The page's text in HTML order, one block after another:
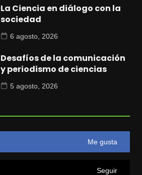
La Ciencia en diálogo con la
sociedad
6 agosto, 2026
Desafíos de la comunicación
y periodismo de ciencias
5 agosto, 2026
Me gusta
Seguir